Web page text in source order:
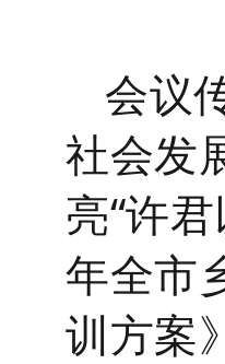
会议
社会发
亮“许
年全市
训方案